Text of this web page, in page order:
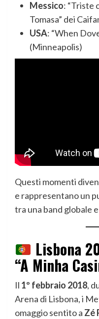
Messico: “Triste
Tomasa” dei
USA: “When
(Minneapolis)
Questi momenti
e rappresentano un
tra una band globale
Lisbona
“A Minha
Il 1º febbraio 2018,
Arena di Lisbona, i
omaggio sentito a Zé